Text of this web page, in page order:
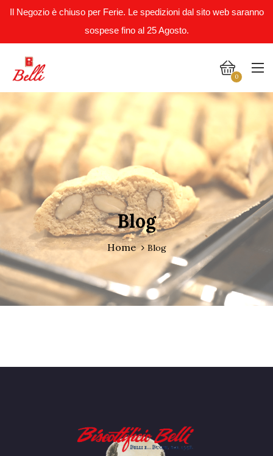
Il Negozio è chiuso per Ferie. Le spedizioni dal sito web saranno
sospese fino al 25 Agosto.
0
Blog
Home Blog